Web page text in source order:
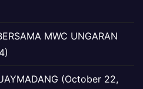
MWC UNGARAN
(October 22,